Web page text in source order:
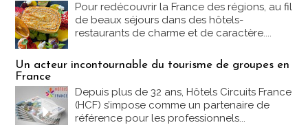
Pour redécouvrir la France des régions, au fil
de beaux séjours dans des hôtels-
restaurants de charme et de caractère....
Un acteur incontournable du tourisme de groupes en
France
Depuis plus de 32 ans, Hôtels Circuits France
(HCF) s’impose comme un partenaire de
référence pour les professionnels...